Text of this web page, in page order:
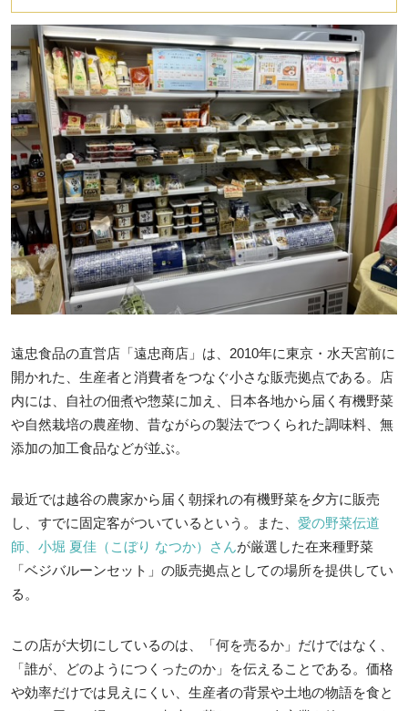
遠忠食品の直営店「遠忠商店」は、2010年に東京・水天宮前に
開かれた、生産者と消費者をつなぐ小さな販売拠点である。店
内には、自社の佃煮や惣菜に加え、日本各地から届く有機野菜
や自然栽培の農産物、昔ながらの製法でつくられた調味料、無
添加の加工食品などが並ぶ。
最近では越谷の農家から届く朝採れの有機野菜を夕方に販売
し、すでに固定客がついているという。また、 愛の野菜伝道
師、小堀 夏佳（こぼり なつか）さんが厳選した在来種野菜
「ベジバルーンセット」の販売拠点としての場所を提供してい
る。
この店が大切にしているのは、「何を売るか」だけではなく、
「誰が、どのようにつくったのか」を伝えることである。価格
や効率だけでは見えにくい、生産者の背景や土地の物語を食と